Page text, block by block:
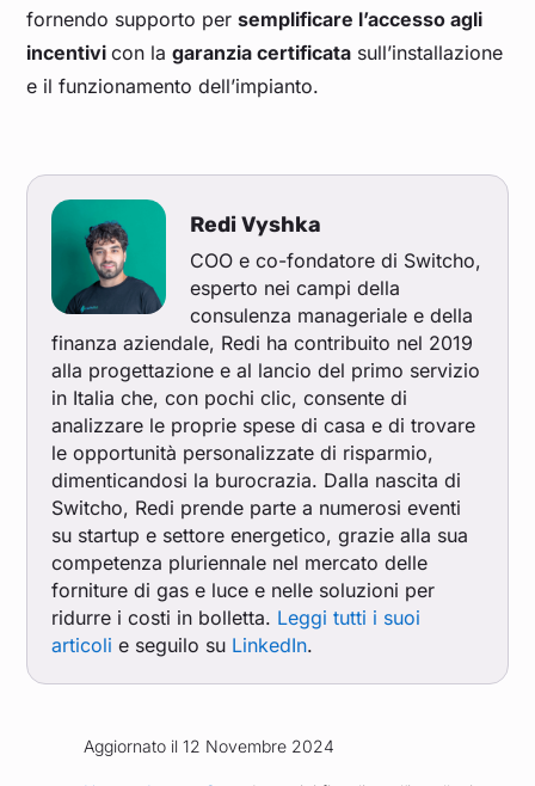
fornendo supporto persemplificare l’accesso agli
incentivicon lagaranzia certificata sull’installazione
e il funzionamento dell’impianto.
Redi Vyshka
COO e co-fondatore di Switcho,
esperto nei campi della
consulenza manageriale e della
finanza aziendale, Redi ha contribuito nel 2019
alla progettazione e al lancio del primo servizio
in Italia che, con pochi clic, consente di
analizzare le proprie spese di casa e di trovare
le opportunità personalizzate di risparmio,
dimenticandosi la burocrazia. Dalla nascita di
Switcho, Redi prende parte a numerosi eventi
su startup e settore energetico, grazie alla sua
competenza pluriennale nel mercato delle
forniture di gas e luce e nelle soluzioni per
ridurre i costi in bolletta. Leggi tutti i suoi
articoli e seguilo su LinkedIn.
Aggiornato il 12 Novembre 2024